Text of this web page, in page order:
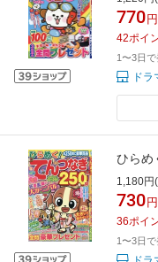
770 円
42ポイ
1〜3日
ド
ひらめ
1,180円
730 円
36ポイ
1〜3日